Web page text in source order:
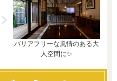
バリアフリーな風情のある大
人空間に✨